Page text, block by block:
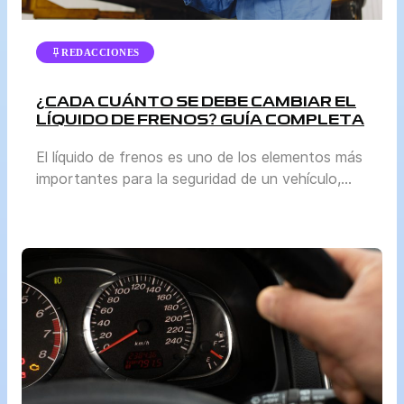
REDACCIONES
¿CADA CUÁNTO SE DEBE CAMBIAR EL
LÍQUIDO DE FRENOS? GUÍA COMPLETA
El líquido de frenos es uno de los elementos más
importantes para la seguridad de un vehículo,
o la revisión de llantas. Sin embargo, mantenerlo
en buen estado es vital para garantizar que el
sistema de frenos funcione correctamente. En
esta […]